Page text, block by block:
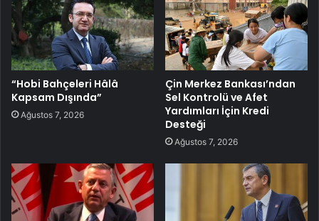
“Hobi Bahçeleri Hâlâ
Kapsam Dışında”
Ağustos 7, 2026
Çin Merkez Bankası’ndan
Sel Kontrolü ve Afet
Yardımları İçin Kredi
Desteği
Ağustos 7, 2026